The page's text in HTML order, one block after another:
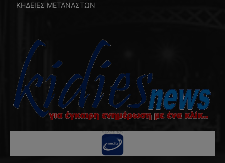
ΚΗΔΕΙΕΣ ΜΕΤΑΝΑΣΤΩΝ